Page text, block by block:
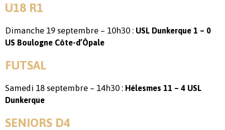
U18 R1
Dimanche 19 septembre – 10h30 : USL Dunkerque 1 – 0
US Boulogne Côte-d’Ôpale
FUTSAL
Samedi 18 septembre – 14h30 : Hélesmes 11 – 4 USL
Dunkerque
SENIORS D4